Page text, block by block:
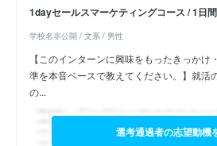
1dayセールスマーケティングコース / 1日間
学校名非公開 / 文系 / 男性
【このインターンに興味をもったきっか
準を本音ベースで教えてください。】就活
の...
選考通過者の志望動機